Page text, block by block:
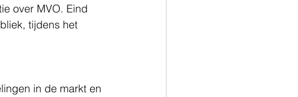
over MVO. Eind
tijdens het
in de markt en